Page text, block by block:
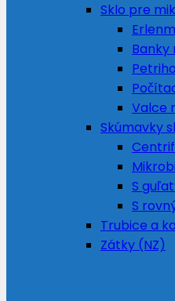
Sklo pre
Banky
Valce
Skúmavky
S
S
Trubice a
Zátky (NZ)